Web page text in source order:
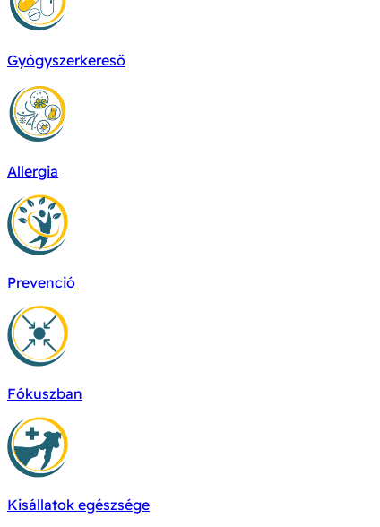
Gyógyszerkereső
Allergia
Prevenció
Fókuszban
Kisállatok egészsége